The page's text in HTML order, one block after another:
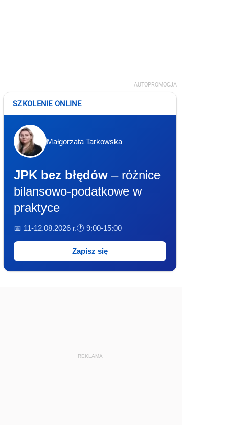
AUTOPROMOCJA
SZKOLENIE ONLINE
Małgorzata Tarkowska
JPK bez błędów – różnice
bilansowo-podatkowe w
praktyce
📅 11-12.08.2026 r.🕐 9:00-15:00
Zapisz się
REKLAMA